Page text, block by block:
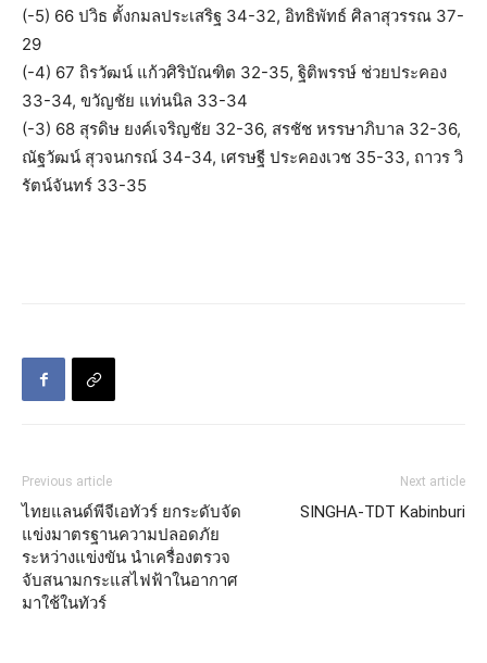
(-5) 66 ปวิธ ตั้งกมลประเสริฐ 34-32, อิทธิพัทธ์ ศิลาสุวรรณ 37-
29
(-4) 67 ถิรวัฒน์ แก้วศิริบัณฑิต 32-35, ฐิติพรรษ์ ช่วยประคอง
33-34, ขวัญชัย แท่นนิล 33-34
(-3) 68 สุรดิษ ยงค์เจริญชัย 32-36, สรชัช หรรษาภิบาล 32-36,
ณัฐวัฒน์ สุวจนกรณ์ 34-34, เศรษฐี ประคองเวช 35-33, ถาวร วิ
รัตน์จันทร์ 33-35
Previous article
ไทยแลนด์พีจีเอทัวร์ ยกระดับจัด
แข่งมาตรฐานความปลอดภัย
ระหว่างแข่งขัน นำเครื่องตรวจ
จับสนามกระแสไฟฟ้าในอากาศ
มาใช้ในทัวร์
Next article
SINGHA-TDT Kabinburi